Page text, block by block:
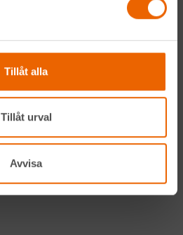
Tillåt alla
Tillåt urval
Avvisa